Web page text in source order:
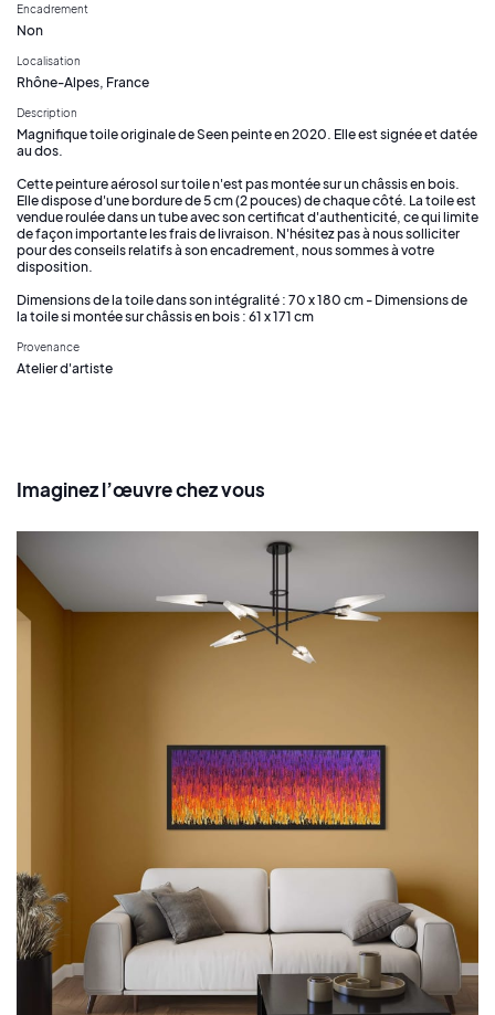
Encadrement
Non
Localisation
Rhône-Alpes, France
Description
Magnifique toile originale de Seen peinte en 2020. Elle est signée et datée
au dos.
Cette peinture aérosol sur toile n'est pas montée sur un châssis en bois.
Elle dispose d'une bordure de 5 cm (2 pouces) de chaque côté. La toile est
vendue roulée dans un tube avec son certificat d'authenticité, ce qui limite
de façon importante les frais de livraison. N'hésitez pas à nous solliciter
pour des conseils relatifs à son encadrement, nous sommes à votre
disposition.
Dimensions de la toile dans son intégralité : 70 x 180 cm - Dimensions de
la toile si montée sur châssis en bois : 61 x 171 cm
Provenance
Atelier d'artiste
Imaginez l’œuvre chez vous